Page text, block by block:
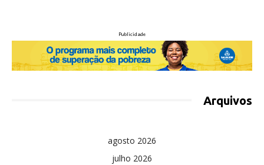
Publicidade
Arquivos
agosto 2026
julho 2026